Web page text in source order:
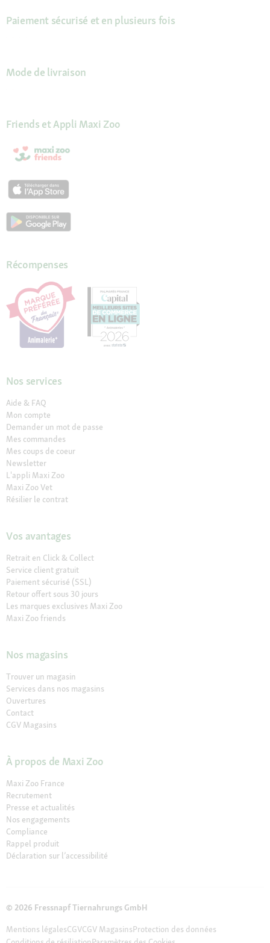
Paiement sécurisé et en plusieurs fois
Mode de livraison
Friends et Appli Maxi Zoo
Récompenses
Nos services
Aide & FAQ
Mon compte
Demander un mot de passe
Mes commandes
Mes coups de coeur
Newsletter
L'appli Maxi Zoo
Maxi Zoo Vet
Résilier le contrat
Vos avantages
Retrait en Click & Collect
Service client gratuit
Paiement sécurisé (SSL)
Retour offert sous 30 jours
Les marques exclusives Maxi Zoo
Maxi Zoo friends
Nos magasins
Trouver un magasin
Services dans nos magasins
Ouvertures
Contact
CGV Magasins
À propos de Maxi Zoo
Maxi Zoo France
Recrutement
Presse et actualités
Nos engagements
Compliance
Rappel produit
Déclaration sur l’accessibilité
© 2026 Fressnapf Tiernahrungs GmbH
Mentions légalesCGVCGV MagasinsProtection des données